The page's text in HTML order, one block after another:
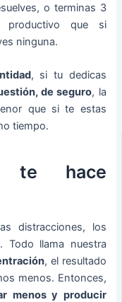
o terminas 3
productivo que si
ninguna.
, si tu dedicas
de seguro, la
que si te estas
tiempo.
te hace
distracciones, los
Todo llama nuestra
, el resultado
menos. Entonces,
menos y producir